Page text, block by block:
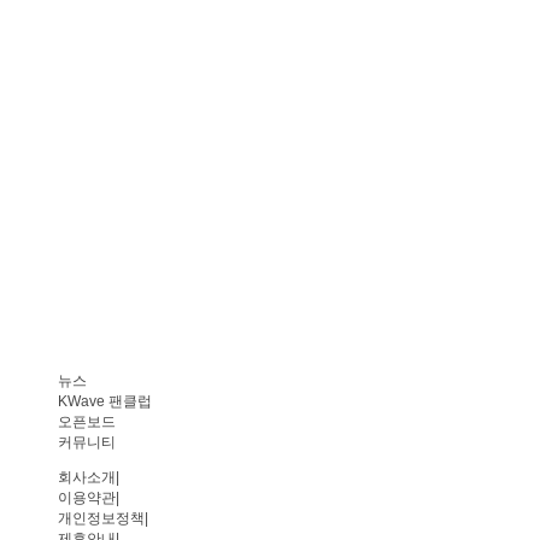
뉴스
KWave 팬클럽
오픈보드
커뮤니티
회사소개
이용약관
개인정보정책